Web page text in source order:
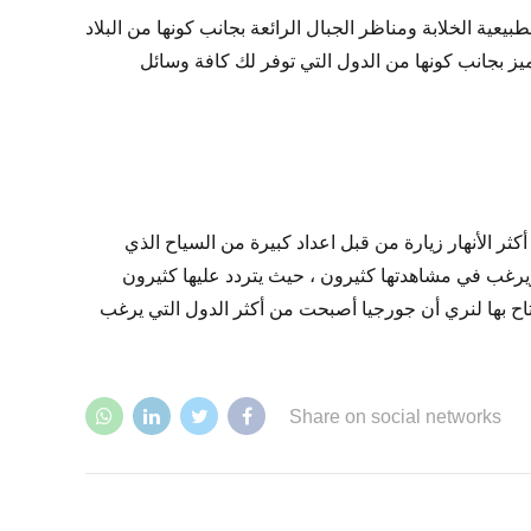
الخلابة ومناظر الجبال الرائعة بجانب كونها من البلاد
بجانب كونها من الدول التي توفر لك كافة وسائل
ان يتابعها كثيرون وتعد من أكثر الأنهار زيارة من قبل اعداد كبيرة من السياح الذي
في مشاهدتها كثيرون ، حيث يتردد عليها كثيرون
بها لنري أن جورجيا أصبحت من أكثر الدول التي يرغب
Share on social networks